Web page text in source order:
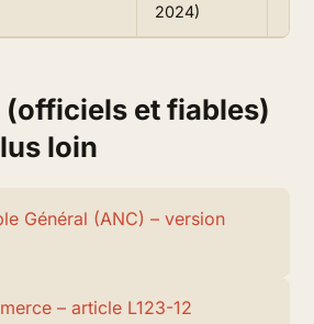
2024)
(officiels et fiables)
loin
Général (ANC) – version
– article L123-12